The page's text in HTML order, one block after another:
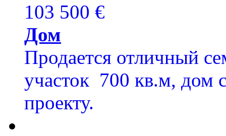
103 500 €
Дом
Продается отличный
участок 700 кв.м, дом
проекту.